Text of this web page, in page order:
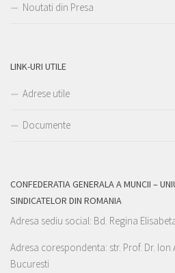
Noutati din Presa
LINK-URI UTILE
Adrese utile
Documente
CONFEDERATIA GENERALA A MUNCII –
SINDICATELOR DIN ROMANIA
Adresa sediu social: Bd. Regina
Adresa corespondenta: str. Prof. Dr. Ion
Bucuresti